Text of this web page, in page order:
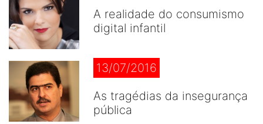
A realidade do consumismo
digital infantil
13/07/2016
As tragédias da insegurança
pública